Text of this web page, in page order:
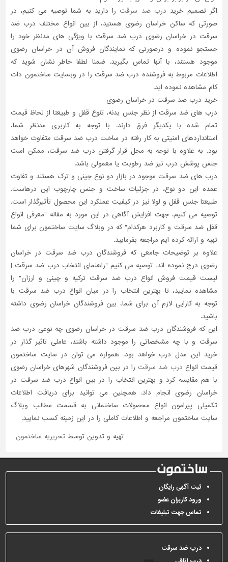
اگر تصمیم خرید درب ضد سرقت را دارید به شما توصیه می کنیم، در
صورتی که ساکن خراسان رضوی هستید، از بین انواع مختلف درب ضد
سرقت در خراسان رضوی درب ضد سرقت با ویژگی های مدنظر خود را
جستجو نموده و درصورتی که نمایندگان فروش آن در خراسان رضوی
موجود هستند، با آنها تماس بگیرید. ضمنا لطفا خاطر نشان شوید که
اطلاعات مربوط به فروشنده درب ضد سرقت را در وبسایت ساختمون دات
کام مشاهده نموده اید.
خرید درب ضد سرقت در خراسان رضوی
درب های ضد سرقت از نظر جنس بدنه، تنوع قفل و طبیعتا از لحاظ قیمت
تمام شده با یکدیگر فرق دارند. با توجه به کاربری مدنظر شما،
استانداردهای امنیتی به کار رفته در ساخت درب ضد سرقت متفاوت خواهد
بود. به علاوه با توجه به محل قرار گرفتن درب ضد سرقت، ممکن است
جنس پوشش درب نیز ضد رطوبت یا معمولی باشد.
درب های ضد سرقت موجود در بازار دو نوع چینی و ترک هستند و تفاوت
عمده این دو نوع، در جزئیات ساخت و جنس چارچوب این درهاست.
طبیعتا جنس قفل و لولا نیز در کیفیت عملکرد این محصول تأثیرگذار است.
توصیه می کنیم، جهت افزایش آگاهی در این مورد به مقاله "معرفی انواع
قفل ضد سرقت و کاربرد هرکدام" که در وبلاگ سایت ساختمون برای شما
تهیه و ارائه کرده ایم مراجعه بفرمایید.
علاوه بر توضیحات جامعی که فروشندگان درب ضد سرقت در خراسان
رضوی درج نموده اند، توصیه می کنیم "راهنمای انتخاب درب ضد سرقت |
لیست قیمت فروش انواع درب ضد سرقت ترکیه و چینی و ارزان" را
مشاهده نمایید، تا بهترین انتخاب را در میان انواع درب ضد سرقت با
توجه به کارایی لازم آن برای شما، بین فروشندگان خراسان رضوی داشته
باشید.
این که فروشندگان درب ضد سرقت در خراسان رضوی چه نوعی درب ضد
سرقت و با چه مشخصاتی را موجود داشته باشند، عاملی تاثیر گذار در
خرید این مدل درب خواهد بود. همواره می توان در سایت ساختمون
قیمت انواع درب ضد سرقت را در بین فروشندگان شهرهای خراسان رضوی
با هم مقایسه کرد و بهترین انتخاب را در بین انواع درب ضد سرقت در
خراسان رضوی انجام داد. همچنین می توانید برای دریافت اطلاعات
تکمیلی پیرامون انواع محصولات ساختمانی به قسمت مطالب وبلاگ
سایت ساختمون مراجعه و اطلاعات کاملی را در این زمینه کسب نمایید.
تهیه و تدوین توسط تحریریه ساختمون
ثبت آگهی رایگان
ورود کاربران عضو
تماس جهت تبلیغات
درب ضد سرقت